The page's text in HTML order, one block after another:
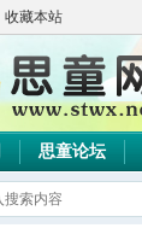
收藏本站
思童论坛